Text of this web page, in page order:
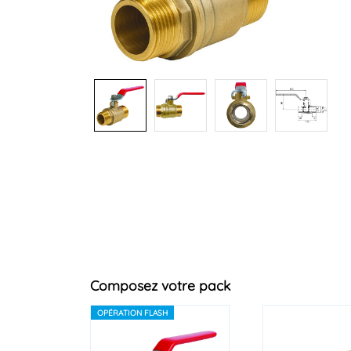
+1
Composez votre pack
OPÉRATION FLASH